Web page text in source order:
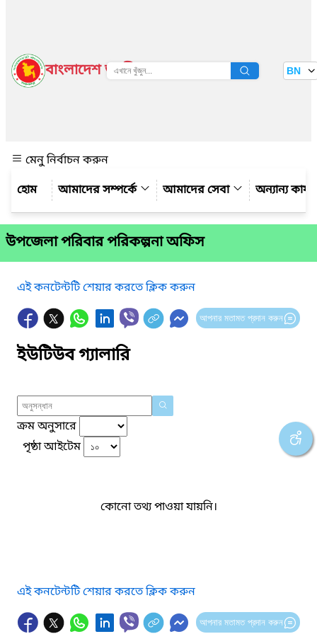
বাংলাদেশ জাতীয় তথ্য বাতায়ন BN
মেনু নির্বাচন করুন
আমাদের সম্পর্কে
আমাদের সেবা অন্যান্য
উপজেলা পরিবার পরিকল্পনা অফিস
এই কনটেন্টটি শেয়ার করতে ক্লিক করুন
আপনার মতামত প্রদান করুন
ইউটিউব গ্যালারি
ক্রম অনুসারে
পৃষ্ঠা আইটেম
কোনো তথ্য পাওয়া যায়নি।
এই কনটেন্টটি শেয়ার করতে ক্লিক করুন
আপনার মতামত প্রদান করুন